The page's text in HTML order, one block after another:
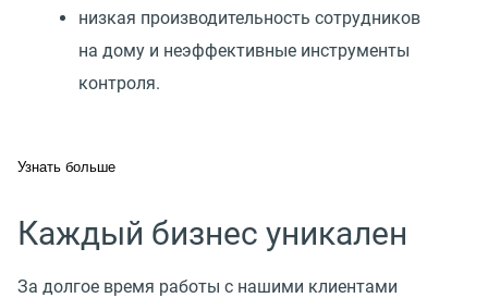
низкая производительность сотрудников
на дому и неэффективные инструменты
контроля.
Узнать больше
Каждый бизнес уникален
За долгое время работы с нашими клиентами